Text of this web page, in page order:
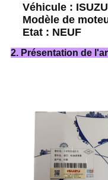
Véhicule :
Modèle de
Etat : NEUF
2. Présentation de